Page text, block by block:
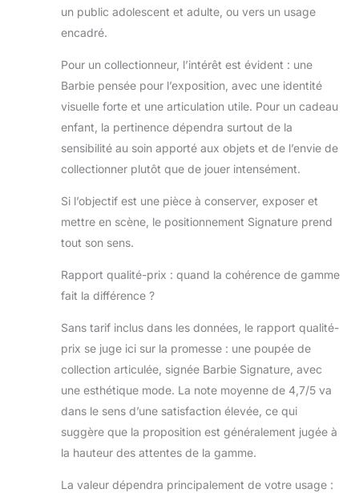
un public adolescent et adulte, ou vers un usage
encadré.
Pour un collectionneur, l’intérêt est évident : une
Barbie pensée pour l’exposition, avec une identité
visuelle forte et une articulation utile. Pour un cadeau
enfant, la pertinence dépendra surtout de la
sensibilité au soin apporté aux objets et de l’envie de
collectionner plutôt que de jouer intensément.
Si l’objectif est une pièce à conserver, exposer et
mettre en scène, le positionnement Signature prend
tout son sens.
Rapport qualité-prix : quand la cohérence de gamme
fait la différence ?
Sans tarif inclus dans les données, le rapport qualité-
prix se juge ici sur la promesse : une poupée de
collection articulée, signée Barbie Signature, avec
une esthétique mode. La note moyenne de 4,7/5 va
dans le sens d’une satisfaction élevée, ce qui
suggère que la proposition est généralement jugée à
la hauteur des attentes de la gamme.
La valeur dépendra principalement de votre usage :